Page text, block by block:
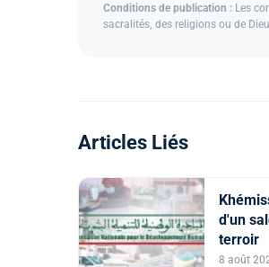
Conditions de publication : Les
sacralités, des religions ou de
Articles Liés
d'un
terroir
8 août